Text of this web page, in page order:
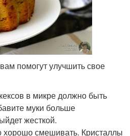
помогут улучшить свое
в микре должно быть
муки больше
жесткой.
хорошо смешивать. Кристаллы